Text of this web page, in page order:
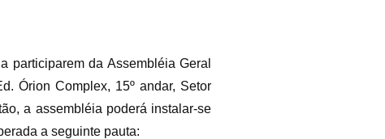
participarem da Assembléia Geral
Órion Complex, 15º andar, Setor
a assembléia poderá instalar-se
a seguinte pauta: